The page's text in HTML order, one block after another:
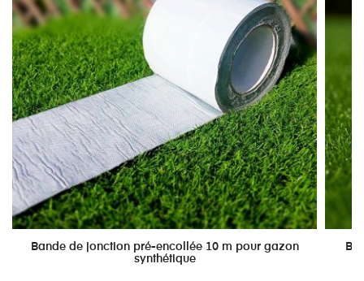
Bande de jonction pré-encollée 10 m pour gazon
synthétique